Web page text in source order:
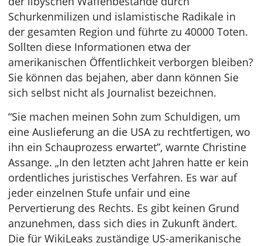
Schurkenmilizen und islamistische Radikale in
der gesamten Region und führte zu 40000 Toten.
Sollten diese Informationen etwa der
amerikanischen Öffentlichkeit verborgen bleiben?
Sie können das bejahen, aber dann können Sie
sich selbst nicht als Journalist bezeichnen.
“Sie machen meinen Sohn zum Schuldigen, um
eine Auslieferung an die USA zu rechtfertigen, wo
ihn ein Schauprozess erwartet”, warnte Christine
Assange. „In den letzten acht Jahren hatte er kein
ordentliches juristisches Verfahren. Es war auf
jeder einzelnen Stufe unfair und eine
Pervertierung des Rechts. Es gibt keinen Grund
anzunehmen, dass sich dies in Zukunft ändert.
Die für WikiLeaks zuständige US-amerikanische